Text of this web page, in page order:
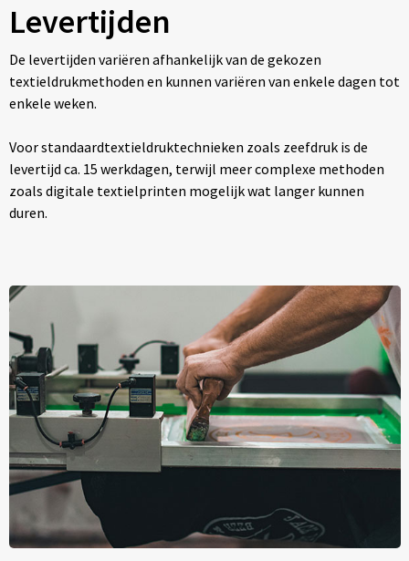
Levertijden
De levertijden variëren afhankelijk van de gekozen
textieldrukmethoden en kunnen variëren van enkele dagen tot
enkele weken.
Voor standaardtextieldruktechnieken zoals zeefdruk is de
levertijd ca. 15 werkdagen, terwijl meer complexe methoden
zoals digitale textielprinten mogelijk wat langer kunnen
duren.